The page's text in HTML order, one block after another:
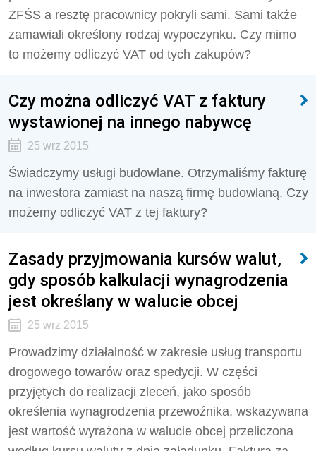
ZFŚS a resztę pracownicy pokryli sami. Sami także
zamawiali określony rodzaj wypoczynku. Czy mimo
to możemy odliczyć VAT od tych zakupów?
Czy można odliczyć VAT z faktury
wystawionej na innego nabywcę
25 wrz 2015
Świadczymy usługi budowlane. Otrzymaliśmy fakturę
na inwestora zamiast na naszą firmę budowlaną. Czy
możemy odliczyć VAT z tej faktury?
Zasady przyjmowania kursów walut,
gdy sposób kalkulacji wynagrodzenia
jest określany w walucie obcej
25 wrz 2015
Prowadzimy działalność w zakresie usług transportu
drogowego towarów oraz spedycji. W części
przyjętych do realizacji zleceń, jako sposób
określenia wynagrodzenia przewoźnika, wskazywana
jest wartość wyrażona w walucie obcej przeliczona